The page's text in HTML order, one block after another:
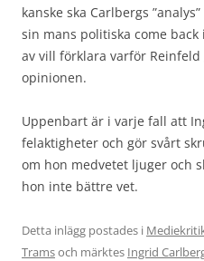
kanske ska Carlbergs
sin mans politiska come
av vill förklara varför
opinionen.
Uppenbart är i varje fall att
felaktigheter och gör svårt
om hon medvetet ljuger och
hon inte bättre vet.
Detta inlägg postades i
Tramsoch märktes Ingrid